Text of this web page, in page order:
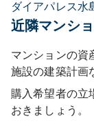
ダイアパレス水
近隣マンシ
マンションの資
施設の建築計画
購入希望者の立
おきましょう。